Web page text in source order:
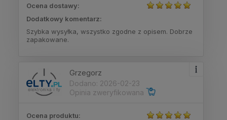
Ocena dostawy:
Dodatkowy komentarz:
Szybka wysyłka, wszystko zgodne z opisem. Dobrze
zapakowane.
Grzegorz
Dodano: 2026-02-23
Opinia zweryfikowana
Ocena produktu: